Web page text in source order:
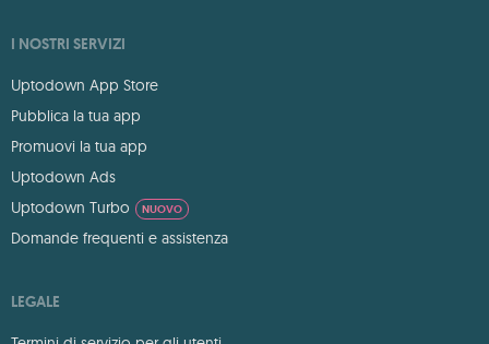
I NOSTRI SERVIZI
Uptodown App Store
Pubblica la tua app
Promuovi la tua app
Uptodown Ads
Uptodown Turbo
NUOVO
Domande frequenti e assistenza
LEGALE